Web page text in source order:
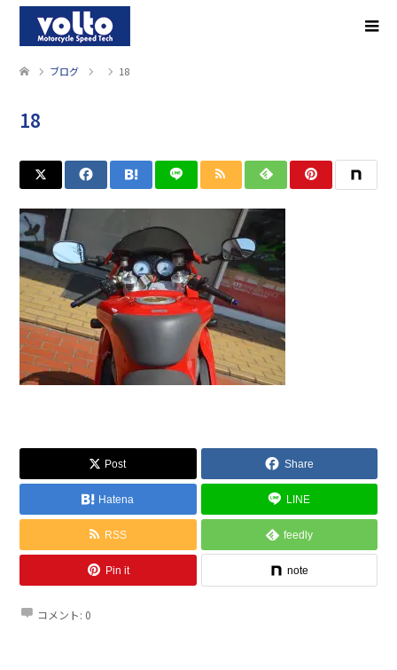
ブログ 18
18
Post Share
Hatena LINE
RSS feedly
Pin it note
コメント: 0